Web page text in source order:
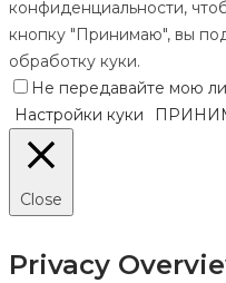
конфиденциальности,
кнопку "Принимаю", вы
обработку куки.
Не передавайте мою
Настройки куки
Close
Privacy